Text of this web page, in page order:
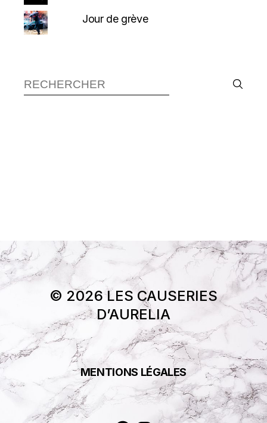
Jour de grève
Recherche :
© 2026 LES CAUSERIES
D’AURELIA
MENTIONS LÉGALES